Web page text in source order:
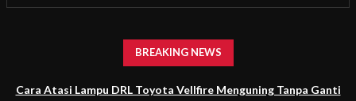
BREAKING NEWS
Cara Atasi Lampu DRL Toyota Vellfire Menguning Tanpa Ganti